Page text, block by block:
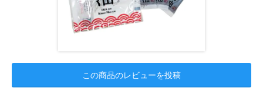
この商品のレビューを投稿